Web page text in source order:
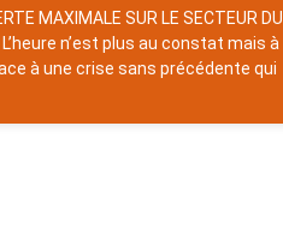
MAXIMALE SUR LE SECTEUR DU
n’est plus au constat mais à
à une crise sans précédente qui